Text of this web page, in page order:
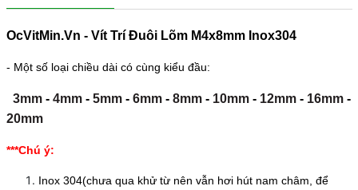
OcVitMin.Vn - Vít Trí Đuôi Lõm M4x8mm Inox304
- Một số loại chiều dài có cùng kiểu đầu:
3mm- 4mm- 5mm- 6mm- 8mm- 10mm- 12mm- 16mm-
20mm
***Chú ý:
Inox 304(chưa qua khử từ nên vẫn hơi hút nam châm, để